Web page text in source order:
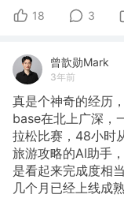
18 3
曾歆勋Mark
3年前
真是个神奇的经历
base在北上广深，
拉松比赛，48小时
旅游攻略的AI助手
是看起来完成度相
几个月已经上线成